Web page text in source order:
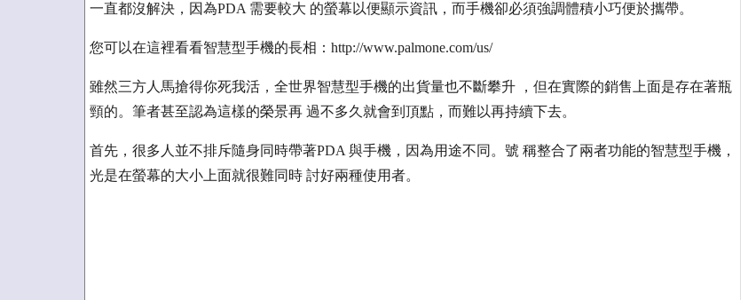
一直都沒解決，因為PDA 需要較大 的螢幕以便顯示資訊，而手機卻必須強調體積小巧便於攜帶。
您可以在這裡看看智慧型手機的長相：http://www.palmone.com/us/
雖然三方人馬搶得你死我活，全世界智慧型手機的出貨量也不斷攀升 ，但在實際的銷售上面是存在著瓶
頸的。筆者甚至認為這樣的榮景再 過不多久就會到頂點，而難以再持續下去。
首先，很多人並不排斥隨身同時帶著PDA 與手機，因為用途不同。號 稱整合了兩者功能的智慧型手機，
光是在螢幕的大小上面就很難同時 討好兩種使用者。